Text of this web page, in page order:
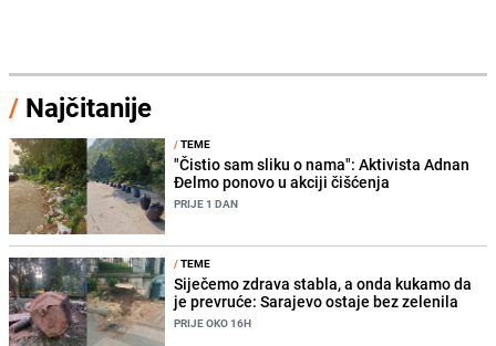
/ Najčitanije
/TEME
"Čistio sam sliku o nama": Aktivista Adnan
Đelmo ponovo u akciji čišćenja
PRIJE 1 DAN
/TEME
Siječemo zdrava stabla, a onda kukamo da
je prevruće: Sarajevo ostaje bez zelenila
PRIJE OKO 16H